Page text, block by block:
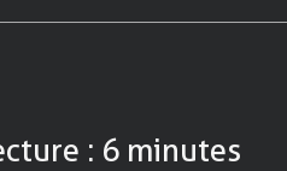
: 6 minutes